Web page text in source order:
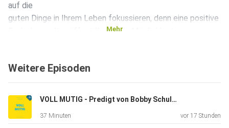
auf die
guten Dinge in Ihrem Leben fokussieren, denn eine positive
Gedankenwelt eröffnet Ihnen alle Möglichkeiten.
Hier können Sie den wöchentlichen Newsletter von Hour of
bestellen: https://t1p.de/buxf
Mehr
Weitere Episoden
VOLL MUTIG - Predigt von Bobby Schuller
37 Minuten vor 17 Stunden